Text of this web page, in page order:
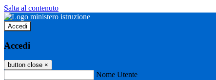
Salta al contenuto
Accedi
Accedi
button close ×
Nome Utente